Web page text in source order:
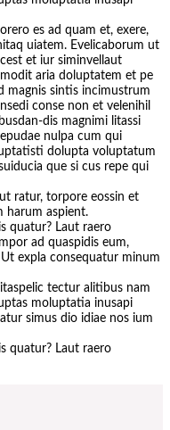
es ad quam et, exere,
uiatem. Evelicaborum ut
et iur siminvellaut
aria doluptatem et pe
magnis sintis incimustrum
conse non et velenihil
dis magnimi litassi
nulpa cum qui
dolupta voluptatum
que si cus repe qui
ratur, torpore eossin et
harum aspient.
quatur? Laut raero
ad quaspidis eum,
expla consequatur minum
tectur alitibus nam
moluptatia inusapi
simus dio idiae nos ium
quatur? Laut raero